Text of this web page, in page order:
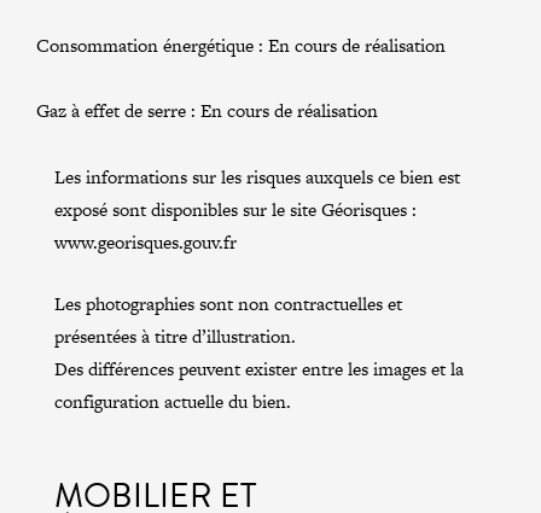
Consommation énergétique : En cours de réalisation
Gaz à effet de serre : En cours de réalisation
Les informations sur les risques auxquels ce bien est
exposé sont disponibles sur le site Géorisques :
www.georisques.gouv.fr
Les photographies sont non contractuelles et
présentées à titre d’illustration.
Des différences peuvent exister entre les images et la
configuration actuelle du bien.
MOBILIER ET